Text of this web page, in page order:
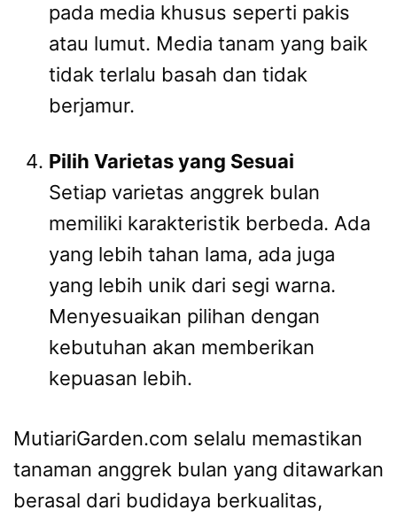
pada media khusus seperti pakis
atau lumut. Media tanam yang baik
tidak terlalu basah dan tidak
berjamur.
Pilih Varietas yang Sesuai
Setiap varietas anggrek bulan
memiliki karakteristik berbeda. Ada
yang lebih tahan lama, ada juga
yang lebih unik dari segi warna.
Menyesuaikan pilihan dengan
kebutuhan akan memberikan
kepuasan lebih.
MutiariGarden.com selalu memastikan
tanaman anggrek bulan yang ditawarkan
berasal dari budidaya berkualitas,